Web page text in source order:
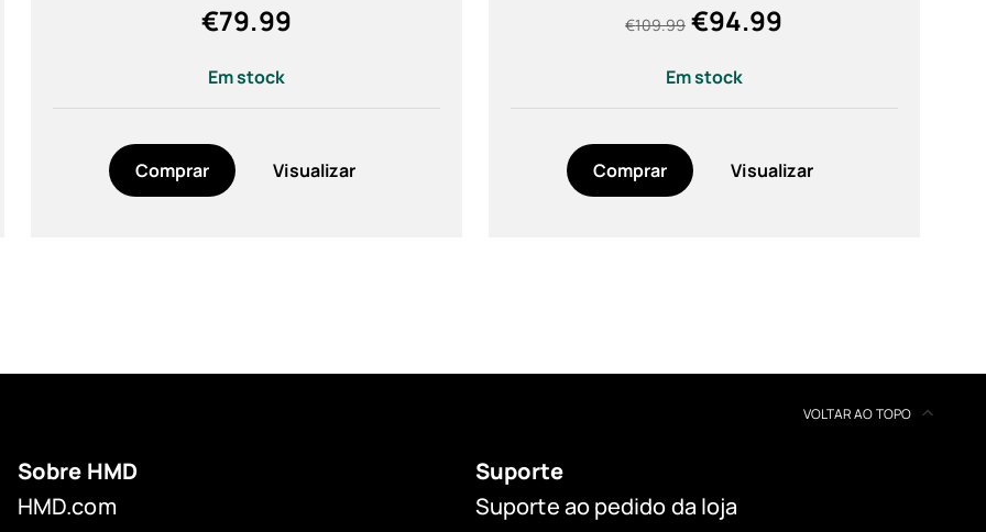
€79.99
Em stock
Comprar Visualizar
€109.99 €94.99
Em stock
Comprar Visualizar
VOLTAR AO TOPO
Sobre HMD
HMD.com
Suporte
Suporte ao pedido da loja